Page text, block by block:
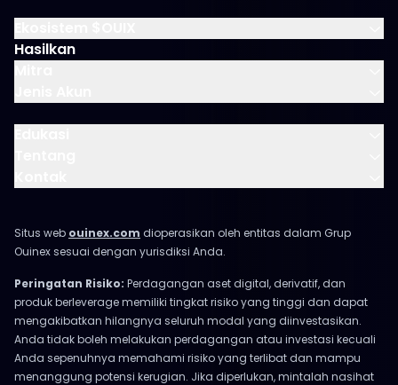
Hasilkan
Situs web ouinex.com dioperasikan oleh entitas dalam Grup
Ouinex sesuai dengan yurisdiksi Anda.
Peringatan Risiko: Perdagangan aset digital, derivatif, dan
produk berleverage memiliki tingkat risiko yang tinggi dan dapat
mengakibatkan hilangnya seluruh modal yang diinvestasikan.
Anda tidak boleh melakukan perdagangan atau investasi kecuali
Anda sepenuhnya memahami risiko yang terlibat dan mampu
menanggung potensi kerugian. Jika diperlukan, mintalah nasihat